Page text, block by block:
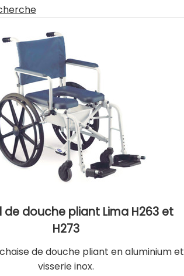
de douche pliant Lima H263 et
H273
de douche pliant en aluminium et
visserie inox.